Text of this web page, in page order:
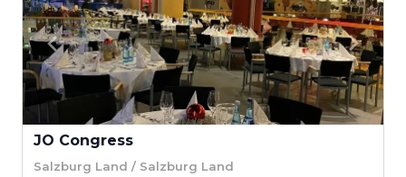
JO Congress
Salzburg Land / Salzburg Land